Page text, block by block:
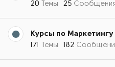
20 Темы 25
Курсы по Маркетингу
171 Темы 182